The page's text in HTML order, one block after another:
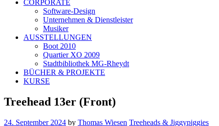
CORPORATE
Software-Design
Unternehmen & Dienstleister
Musiker
AUSSTELLUNGEN
Boot 2010
Quartier XO 2009
Stadtbibliothek MG-Rheydt
BÜCHER & PROJEKTE
KURSE
Treehead 13er (Front)
24. September 2024 by Thomas Wiesen Treeheads & Jiggypiggies